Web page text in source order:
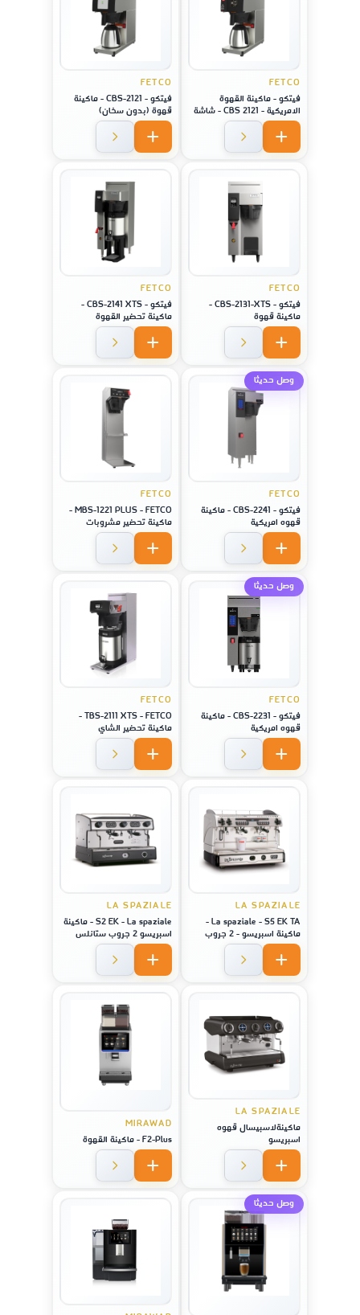
FETCO
فيتكو - ماكينة القهوة
الامريكية - 2121 CBS - شاشة
ديجتال مع سطح تسخين
FETCO
فيتكو - CBS-2121 - ماكينة
قهوة (بدون سخان)
FETCO
فيتكو - CBS-2131-XTS -
ماكينة قهوة
FETCO
فيتكو - CBS-2141 XTS -
ماكينة تحضير القهوة
وصل حديثا
FETCO
فيتكو - CBS-2241 - ماكينة
قهوه امريكية
FETCO
MBS-1221 PLUS - FETCO -
ماكينة تحضير مشروبات
مختلفة
وصل حديثا
FETCO
فيتكو - CBS-2231 - ماكينة
قهوه امريكية
FETCO
TBS-2111 XTS - FETCO -
ماكينة تحضير الشاي
LA SPAZIALE
La spaziale - S5 EK TA -
ماكينة اسبريسو - 2 جروب
LA SPAZIALE
S2 EK - La spaziale - ماكينة
اسبريسو 2 جروب ستانلس
ستيل
LA SPAZIALE
ماكينةلاسبيسال قهوه
اسبريسو
MIRAWAD
F2-Plus - ماكينة القهوة
وصل حديثا